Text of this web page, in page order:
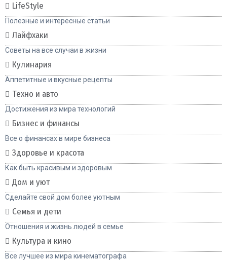
LifeStyle
Полезные и интересные статьи
Лайфхаки
Советы на все случаи в жизни
Кулинария
Аппетитные и вкусные рецепты
Техно и авто
Достижения из мира технологий
Бизнес и финансы
Все о финансах в мире бизнеса
Здоровье и красота
Как быть красивым и здоровым
Дом и уют
Сделайте свой дом более уютным
Семья и дети
Отношения и жизнь людей в семье
Культура и кино
Все лучшее из мира кинематографа